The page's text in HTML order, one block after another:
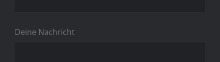
Deine Nachricht